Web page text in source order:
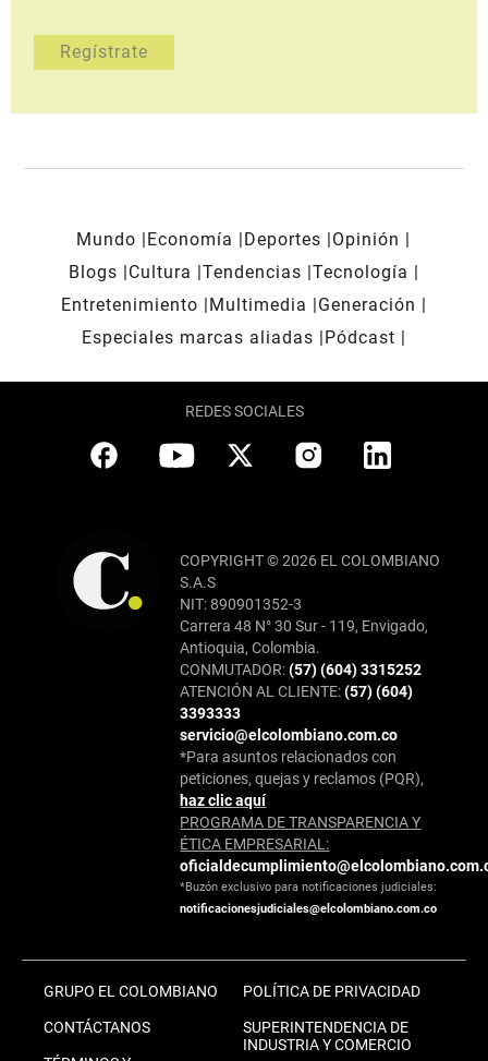
Mundo Economía Deportes
Opinión
Blogs
Cultura Tendencias Tecnología
Entretenimiento
Multimedia
Generación
Especiales marcas aliadas
Pódcast
REDES SOCIALES
COPYRIGHT © 2026 EL COLOMBIANO
S.A.S
NIT: 890901352-3
Carrera 48 N° 30 Sur - 119, Envigado,
Antioquia, Colombia.
CONMUTADOR:(57) (604) 3315252
ATENCIÓN AL CLIENTE:(57) (604)
3393333
servicio@elcolombiano.com.co
*Para asuntos relacionados con
peticiones, quejas y reclamos (PQR),
haz clic aquí
PROGRAMA DE TRANSPARENCIA Y
ÉTICA EMPRESARIAL:
*Buzón exclusivo para notificaciones judiciales:
notificacionesjudiciales@elcolombiano.com.co
GRUPO EL COLOMBIANO
CONTÁCTANOS
POLÍTICA DE PRIVACIDAD
SUPERINTENDENCIA DE
INDUSTRIA Y COMERCIO